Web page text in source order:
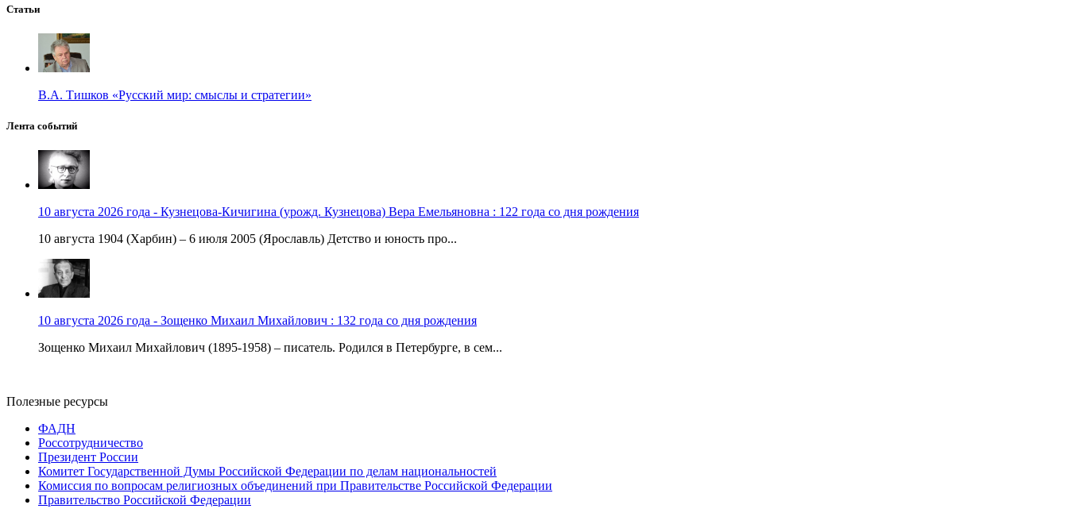
Статьи
В.А. Тишков «Русский мир: смыслы и стратегии»
Лента событий
10 августа 2026 года - Кузнецова-Кичигина (урожд. Кузнецова) Вера Емельяновна : 122 года со дня рождения
10 августа 1904 (Харбин) – 6 июля 2005 (Ярославль) Детство и юность про...
10 августа 2026 года - Зощенко Михаил Михайлович : 132 года со дня рождения
Зощенко Михаил Михайлович (1895-1958) – писатель. Родился в Петербурге, в сем...
Полезные ресурсы
ФАДН
Россотрудничество
Президент России
Комитет Государственной Думы Российской Федерации по делам национальностей
Комиссия по вопросам религиозных объединений при Правительстве Российской Федерации
Правительство Российской Федерации